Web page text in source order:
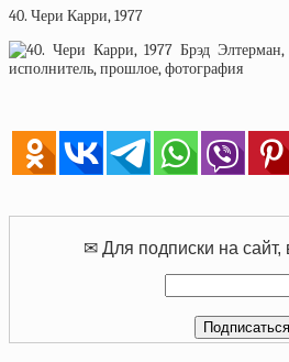
40. Чери Карри, 1977
✉ Для подписки на сайт,